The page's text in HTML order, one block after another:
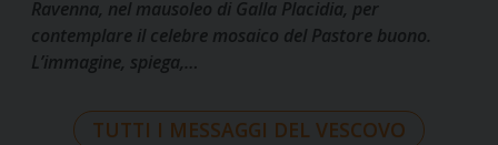
Ravenna, nel mausoleo di Galla Placidia, per
contemplare il celebre mosaico del Pastore buono.
L’immagine, spiega,…
TUTTI I MESSAGGI DEL VESCOVO